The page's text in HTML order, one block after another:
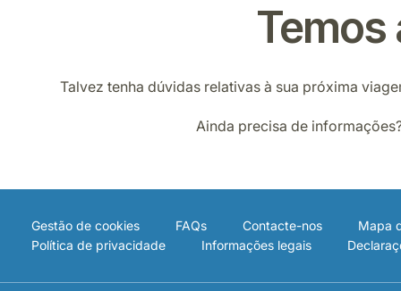
Talvez tenha dúvidas relativas à sua próxima
Ainda precisa de
Gestão de cookies FAQs Contacte-nos Mapa
Política de privacidade
Informações legais